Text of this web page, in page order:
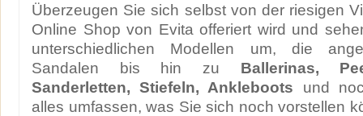
Überzeugen Sie sich selbst von der riesigen
Online Shop von Evita offeriert wird und
unterschiedlichen Modellen um, die
Sandalen bis hin zu Ballerinas,
Sanderletten, Stiefeln, Ankleboots und
alles umfassen, was Sie sich noch vorstellen